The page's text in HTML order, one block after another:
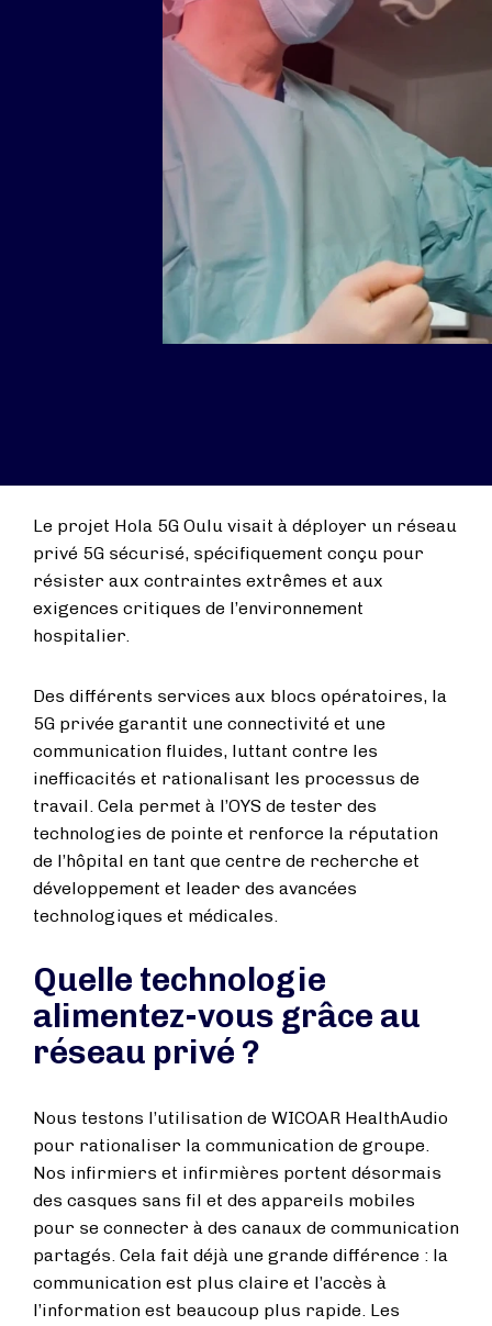
Le projet Hola 5G Oulu visait à déployer un réseau
privé 5G sécurisé, spécifiquement conçu pour
résister aux contraintes extrêmes et aux
exigences critiques de l’environnement
hospitalier.
Des différents services aux blocs opératoires, la
5G privée garantit une connectivité et une
communication fluides, luttant contre les
inefficacités et rationalisant les processus de
travail. Cela permet à l’OYS de tester des
technologies de pointe et renforce la réputation
de l’hôpital en tant que centre de recherche et
développement et leader des avancées
technologiques et médicales.
Quelle technologie
alimentez-vous grâce au
réseau privé ?
Nous testons l’utilisation de WICOAR HealthAudio
pour rationaliser la communication de groupe.
Nos infirmiers et infirmières portent désormais
des casques sans fil et des appareils mobiles
pour se connecter à des canaux de communication
partagés. Cela fait déjà une grande différence : la
communication est plus claire et l’accès à
l’information est beaucoup plus rapide. Les